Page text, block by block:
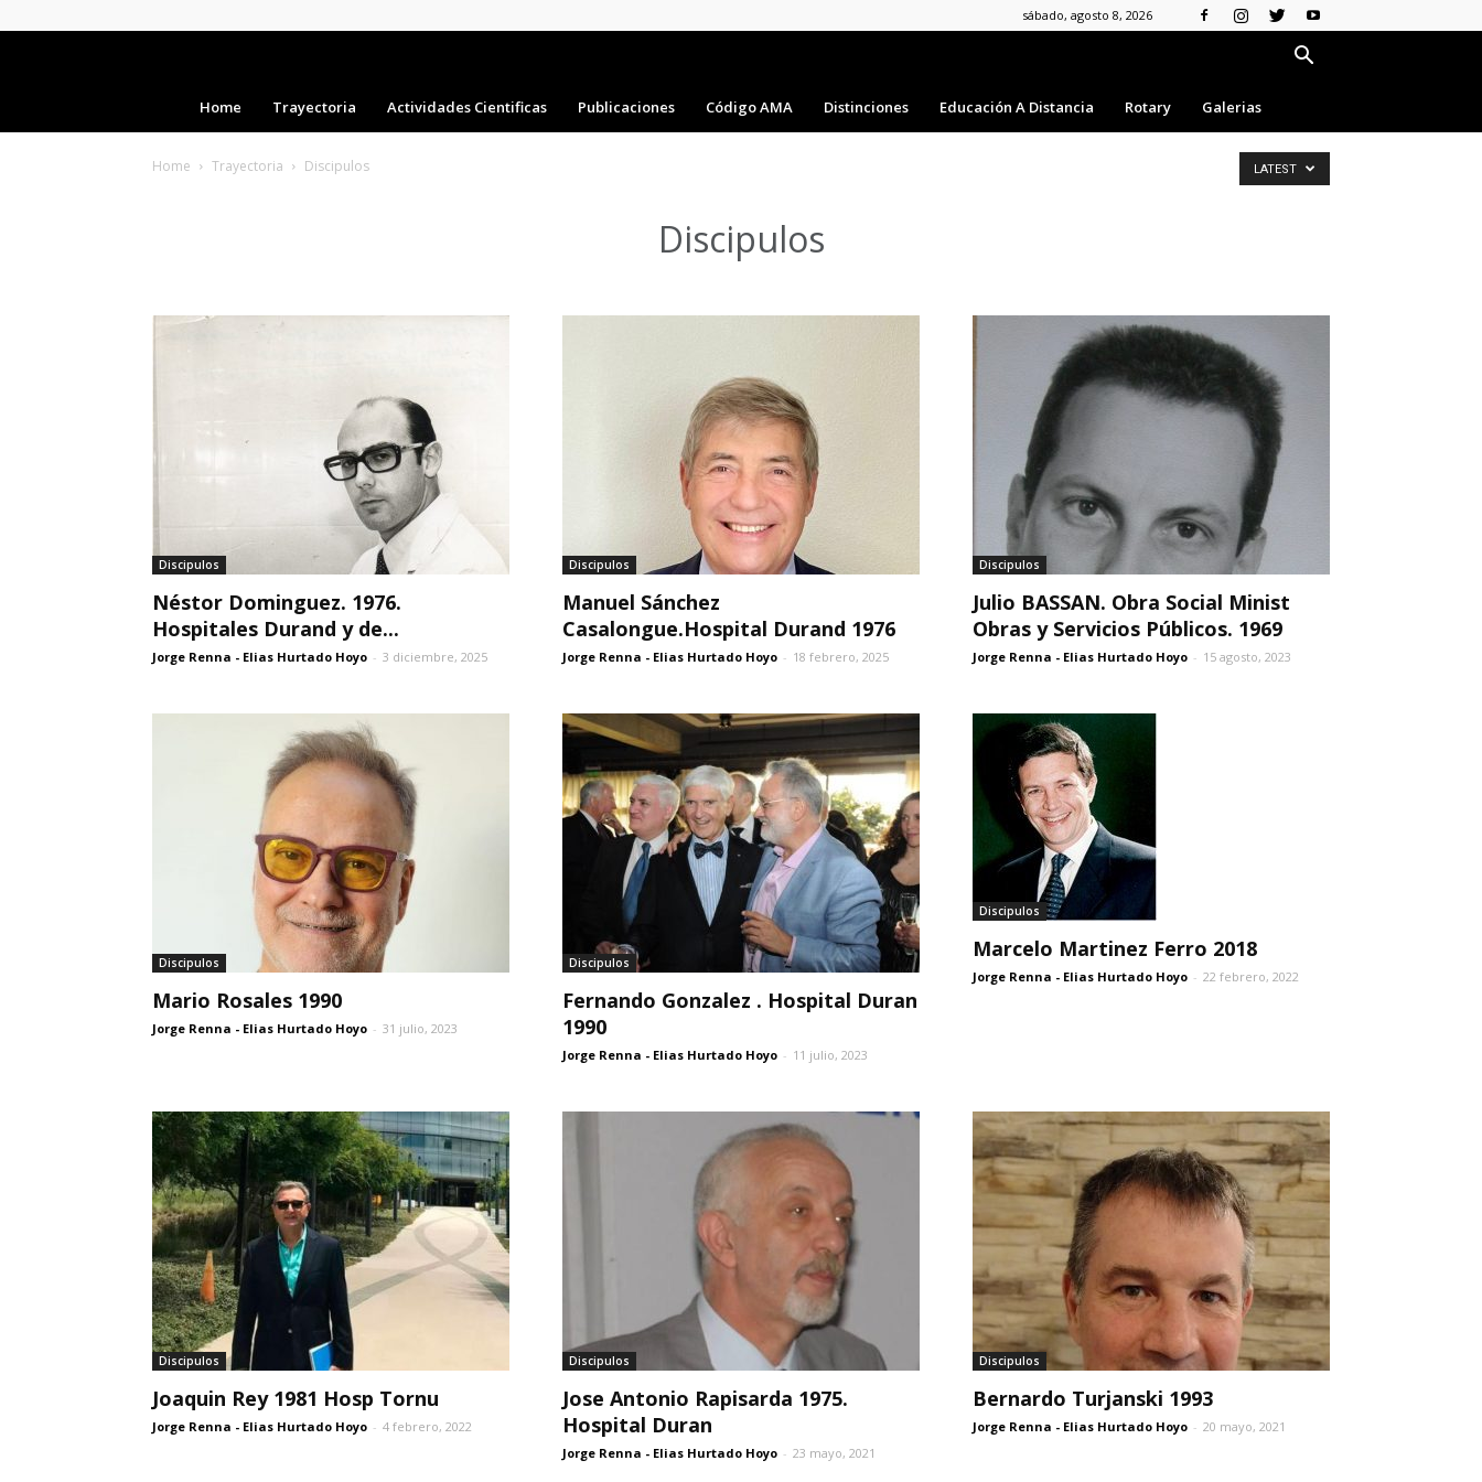
sábado, agosto 8, 2026
Home Trayectoria Actividades Cientificas Publicaciones Código AMA Distinciones Educación A Distancia Rotary Galerias
Home Trayectoria Discipulos
Discipulos
LATEST
Discipulos
Néstor Dominguez. 1976.
Hospitales Durand y de...
Jorge Renna - Elias Hurtado Hoyo - 3 diciembre, 2025
Discipulos
Manuel Sánchez
Casalongue.Hospital Durand 1976
Jorge Renna - Elias Hurtado Hoyo - 18 febrero, 2025
Discipulos
Julio BASSAN. Obra Social Minist
Obras y Servicios Públicos. 1969
Jorge Renna - Elias Hurtado Hoyo - 15 agosto, 2023
Discipulos
Mario Rosales 1990
Jorge Renna - Elias Hurtado Hoyo - 31 julio, 2023
Discipulos
Fernando Gonzalez . Hospital Duran
1990
Jorge Renna - Elias Hurtado Hoyo - 11 julio, 2023
Discipulos
Marcelo Martinez Ferro 2018
Jorge Renna - Elias Hurtado Hoyo - 22 febrero, 2022
Discipulos
Joaquin Rey 1981 Hosp Tornu
Jorge Renna - Elias Hurtado Hoyo - 4 febrero, 2022
Discipulos
Jose Antonio Rapisarda 1975.
Hospital Duran
Jorge Renna - Elias Hurtado Hoyo - 23 mayo, 2021
Discipulos
Bernardo Turjanski 1993
Jorge Renna - Elias Hurtado Hoyo - 20 mayo, 2021